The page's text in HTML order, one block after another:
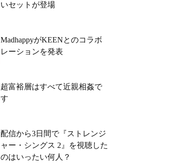
いセットが登場
MadhappyがKEENとのコラボ
レーションを発表
超富裕層はすべて近親相姦で
す
配信から3日間で『ストレンジ
ャー・シングス 2』を視聴した
のはいったい何人？